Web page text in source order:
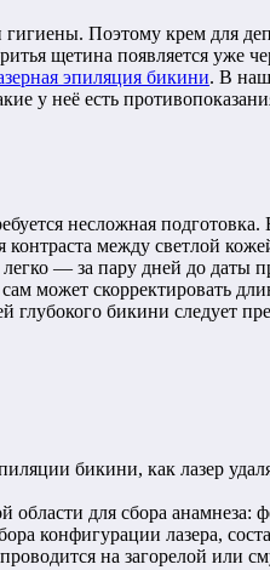
Поэтому крем для
щетина появляется уже
эпиляция бикини. В
у неё есть
несложная
контраста между светлой
— за пару дней до даты
может скорректировать
глубокого бикини следует
бикини, как лазер
для сбора
конфигурации лазера,
на загорелой или